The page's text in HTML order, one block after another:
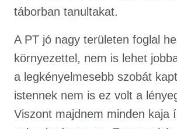
táborban tanultakat.
A PT jó nagy területen foglal
környezettel, nem is lehet
a legkényelmesebb szobát
istennek nem is ez volt a
Viszont majdnem minden kaja